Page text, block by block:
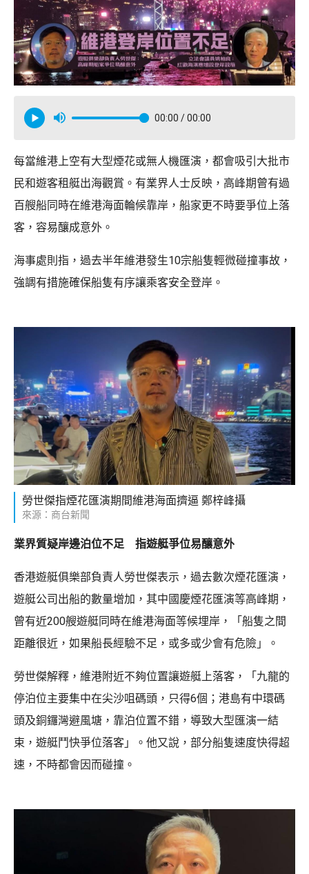
00:00 / 00:00
每當維港上空有大型煙花或無人機匯演，都會吸引大批市
民和遊客租艇出海觀賞。有業界人士反映，高峰期曾有過
百艘船同時在維港海面輪候靠岸，船家更不時要爭位上落
客，容易釀成意外。
海事處則指，過去半年維港發生10宗船隻輕微碰撞事故，
強調有措施確保船隻有序讓乘客安全登岸。
勞世傑指煙花匯演期間維港海面擠逼 鄭梓峰攝
來源：商台新聞
業界質疑岸邊泊位不足 指遊艇爭位易釀意外
香港遊艇俱樂部負責人勞世傑表示，過去數次煙花匯演，
遊艇公司出船的數量增加，其中國慶煙花匯演等高峰期，
曾有近200艘遊艇同時在維港海面等候埋岸，「船隻之間
距離很近，如果船長經驗不足，或多或少會有危險」。
勞世傑解釋，維港附近不夠位置讓遊艇上落客，「九龍的
停泊位主要集中在尖沙咀碼頭，只得6個；港島有中環碼
頭及銅鑼灣避風塘，靠泊位置不錯，導致大型匯演一結
束，遊艇鬥快爭位落客」。他又說，部分船隻速度快得超
速，不時都會因而碰撞。